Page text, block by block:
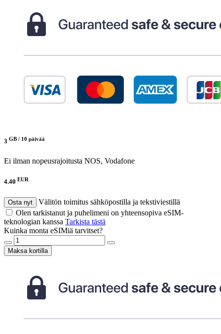
3 GB / 10 päivää
Ei ilman nopeusrajoitusta NOS, Vodafone
4.40 EUR
Osta nyt
Välitön toimitus sähköpostilla ja tekstiviestillä
Olen tarkistanut ja puhelimeni on yhteensopiva eSIM-
teknologian kanssa Tarkista tästä
Kuinka monta eSIMiä tarvitset?
Maksa kortilla